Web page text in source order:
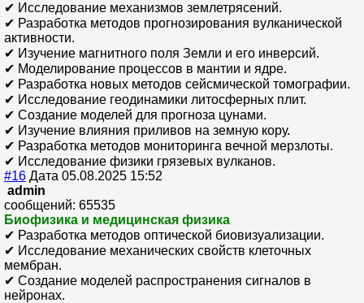
✔ Исследование механизмов землетрясений.
✔ Разработка методов прогнозирования вулканической
активности.
✔ Изучение магнитного поля Земли и его инверсий.
✔ Моделирование процессов в мантии и ядре.
✔ Разработка новых методов сейсмической томографии.
✔ Исследование геодинамики литосферных плит.
✔ Создание моделей для прогноза цунами.
✔ Изучение влияния приливов на земную кору.
✔ Разработка методов мониторинга вечной мерзлоты.
✔ Исследование физики грязевых вулканов.
#16 Дата 05.08.2025 15:52
admin
сообщений: 65535
Биофизика и медицинская физика
✔ Разработка методов оптической биовизуализации.
✔ Исследование механических свойств клеточных
мембран.
✔ Создание моделей распространения сигналов в
нейронах.